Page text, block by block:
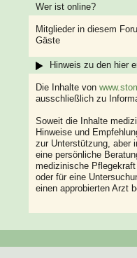
Wer ist online?
Mitglieder in diesem
Gäste
Hinweis zu den hier
Die Inhalte von
ausschließlich zu
Soweit die Inhalte
Hinweise und
zur Unterstützung, aber
eine persönliche
medizinische
oder für eine
einen approbierten Arzt